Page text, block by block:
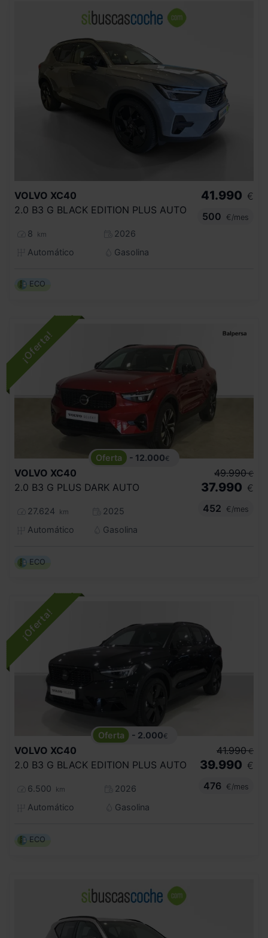
VOLVO XC40
2.0 B3 G BLACK EDITION PLUS AUTO
8 km
2026
Automático
Gasolina
41.990 €
500
€/mes
ECO
- 12.000€
VOLVO XC40
2.0 B3 G PLUS DARK AUTO
27.624 km
2025
Automático
Gasolina
49.990 €
37.990 €
452
€/mes
ECO
- 2.000€
VOLVO XC40
2.0 B3 G BLACK EDITION PLUS AUTO
6.500 km
2026
Automático
Gasolina
41.990 €
39.990 €
476
€/mes
ECO